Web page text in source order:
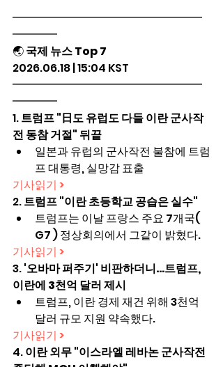
━━━━━━━━━━━━━━━━━
━━━━
🌏 국제 뉴스 Top 7
2026.06.18 | 15:04 KST
━━━━━━━━━━━━━━━━━
━━━━
1. 트럼프 "日도 유럽도 다들 이란 군사작
전 동참 거절" 뒤끝
일본과 유럽의 군사작전 불참에 트럼
프 대통령, 실망감 표출
기사읽기 >
2. 트럼프 "이란 초등학교 공습은 실수"
트럼프는 이날 프랑스 주요 7개국(
G7 ) 정상회의에서 그같이 밝혔다.
기사읽기 >
3. '오바마 퍼주기' 비판하더니…트럼프,
이란에 3천억 달러 제시
트럼프, 이란 경제 재건 위해 3천억
달러 규모 지원 약속했다.
기사읽기 >
4. 이란 외무 "이스라엘 레바논 군사작전